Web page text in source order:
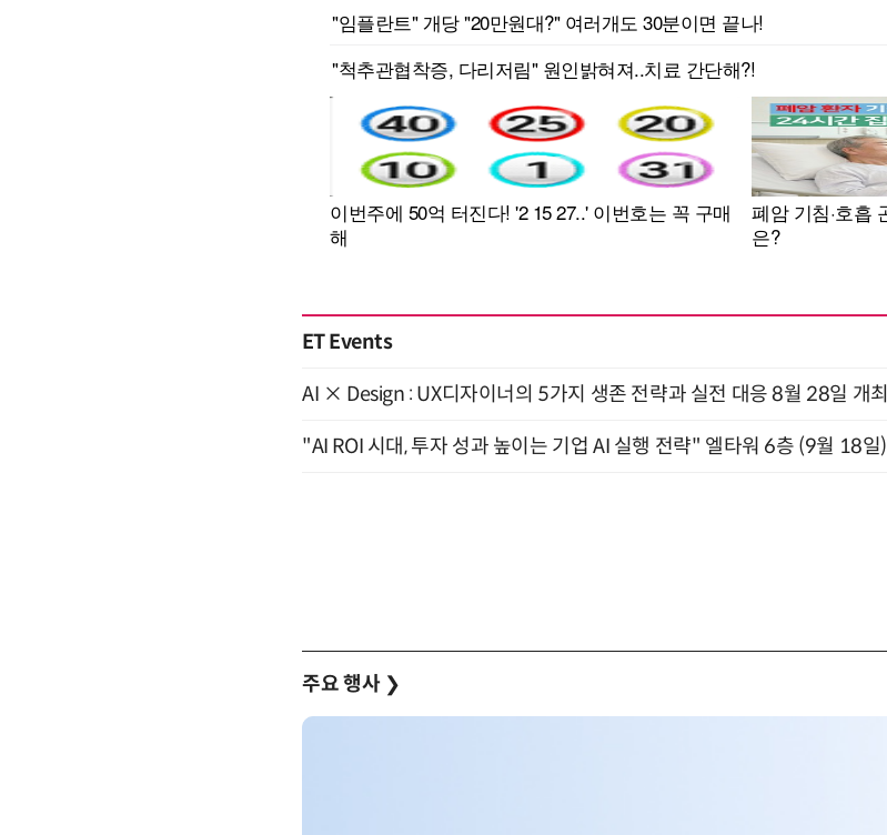
ET Events
AI × Design : UX디자이너의 5가지 생존 전략과 실전 대응 8월 28일 개최
"AI ROI 시대, 투자 성과 높이는 기업 AI 실행 전략" 엘타워 6층 (9월 18일)
주요 행사 ❯